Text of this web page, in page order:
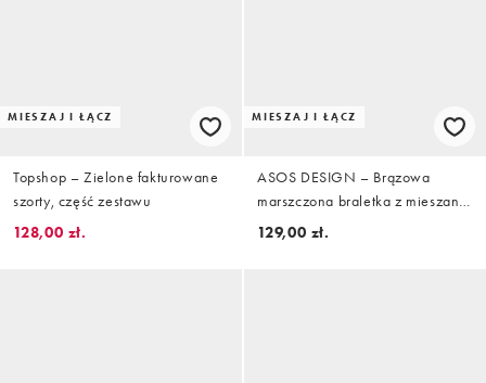
MIESZAJ I ŁĄCZ
Topshop – Zielone fakturowane
szorty, część zestawu
128,00 zł.
MIESZAJ I ŁĄCZ
ASOS DESIGN – Brązowa
marszczona braletka z mieszanki
lnu w paski, część zestawu
129,00 zł.